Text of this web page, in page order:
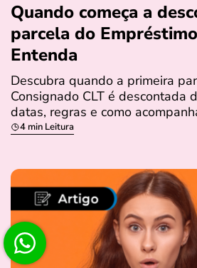
Quando começa a
parcela do
Entenda
Descubra quando a primeira
Consignado CLT é descontada
datas, regras e como
4 min Leitura